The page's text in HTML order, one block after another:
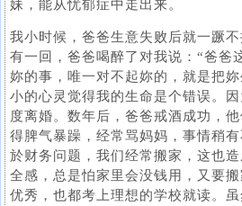
妹，能从忧郁症中走出来。
我小时候，爸爸生意失败后就一蹶不
有一回，爸爸喝醉了对我说：“爸爸
妳的事，唯一对不起妳的，就是把
小的心灵觉得我的生命是个错误。
度离婚。数年后，爸爸戒酒成功，
得脾气暴躁，经常骂妈妈，事情稍
於财务问题，我们经常搬家，这也
全感，总是怕家里会没钱用，又要
优秀，也都考上理想的学校就读。